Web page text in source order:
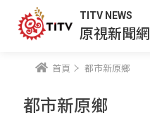
TITV NEWS
原視新聞網
首頁 都市新原鄉
都市新原鄉